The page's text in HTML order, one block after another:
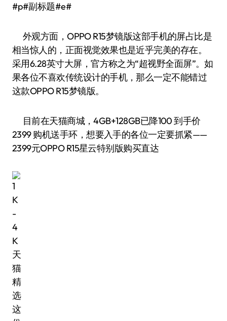
#p#副标题#e#
外观方面，OPPO R15梦镜版这部手机的屏占比是
相当惊人的，正面视觉效果也是近乎完美的存在。
采用6.28英寸大屏，官方称之为“超视野全面屏”。如
果各位不喜欢传统设计的手机，那么一定不能错过
这款OPPO R15梦镜版。
目前在天猫商城，4GB+128GB已降100 到手价
2399 购机送手环，想要入手的各位一定要抓紧——
2399元OPPO R15星云特别版购买直达